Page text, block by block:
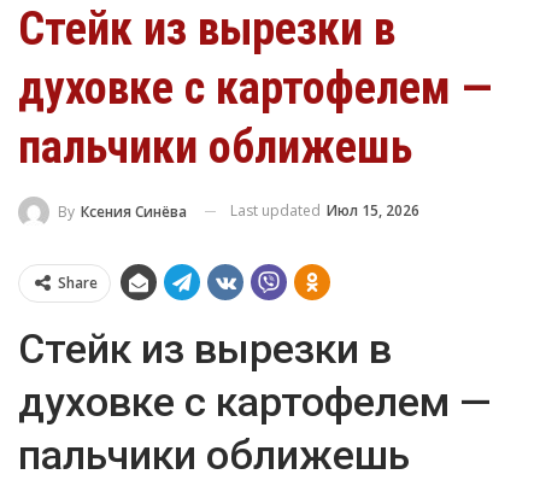
Стейк из вырезки в
духовке с картофелем —
пальчики оближешь
By Ксения Синёва Last updated Июл 15, 2026
Share
Стейк из вырезки в
духовке с картофелем —
пальчики оближешь